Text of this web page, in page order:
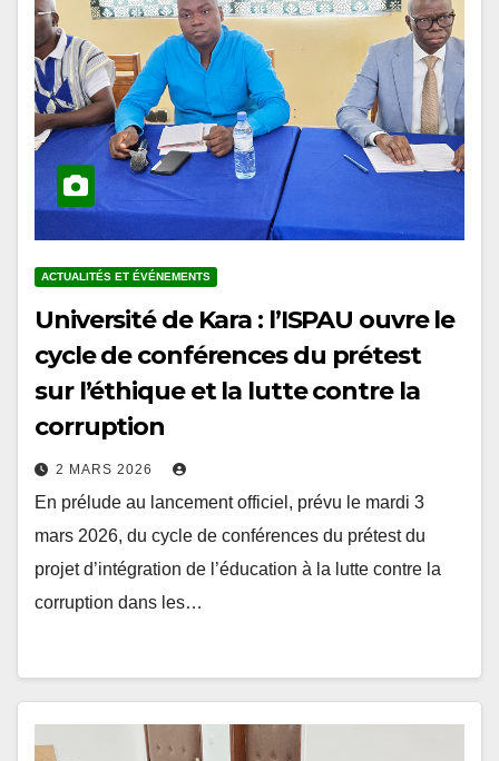
Université de Kara : l’ISPAU ouvre le
cycle de conférences du prétest
sur l’éthique et la lutte contre la
corruption
2 MARS 2026
En prélude au lancement officiel, prévu le mardi 3
mars 2026, du cycle de conférences du prétest du
projet d’intégration de l’éducation à la lutte contre la
corruption dans les…